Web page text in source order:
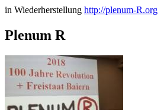
in Wiederherstellung http://plenum-R.org
Plenum R